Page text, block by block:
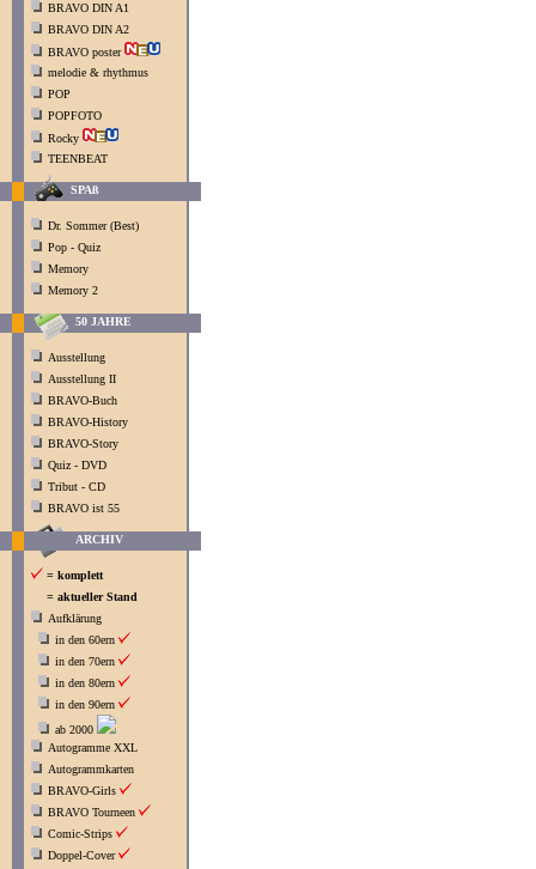
BRAVO DIN A1
BRAVO DIN A2
BRAVO poster
melodie & rhythmus
POP
POPFOTO
Rocky
TEENBEAT
SPAß
Dr. Sommer (Best)
Pop - Quiz
Memory
Memory 2
50 JAHRE
Ausstellung
Ausstellung II
BRAVO-Buch
BRAVO-History
BRAVO-Story
Quiz - DVD
Tribut - CD
BRAVO ist 55
ARCHIV
= komplett
= aktueller Stand
Aufklärung
in den 60ern
in den 70ern
in den 80ern
in den 90ern
ab 2000
Autogramme XXL
Autogrammkarten
BRAVO-Girls
BRAVO Tourneen
Comic-Strips
Doppel-Cover